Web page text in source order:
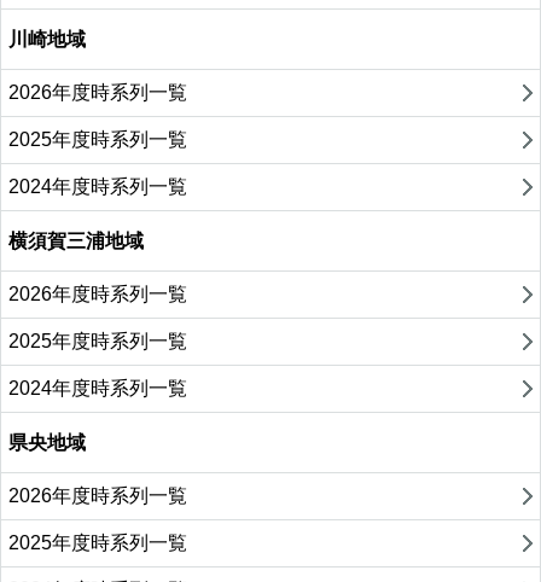
川崎地域
2026年度時系列一覧
2025年度時系列一覧
2024年度時系列一覧
横須賀三浦地域
2026年度時系列一覧
2025年度時系列一覧
2024年度時系列一覧
県央地域
2026年度時系列一覧
2025年度時系列一覧